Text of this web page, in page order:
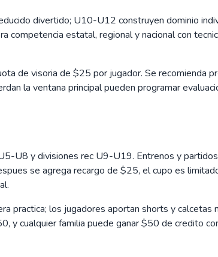
divertido; U10-U12 construyen dominio
estatal, regional y nacional con
de visoria de $25 por jugador. Se recomienda
la ventana principal pueden programar
U8 y divisiones rec U9-U19. Entrenos y
se agrega recargo de $25, el cupo es
los jugadores aportan shorts y calcetas
y cualquier familia puede ganar $50 de credito